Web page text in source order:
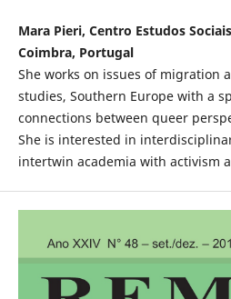
Mara Pieri, Centro Estudos
Coimbra, Portugal
She works on issues of migration
studies, Southern Europe with a
connections between queer
She is interested in
intertwin academia with activism